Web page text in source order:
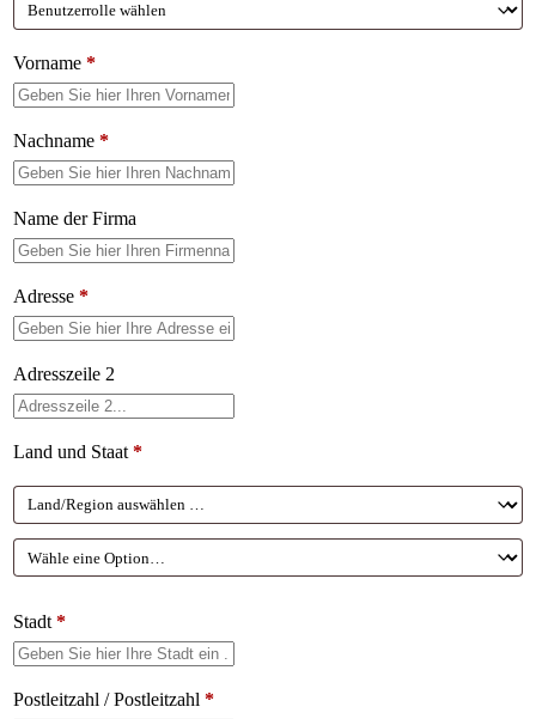
Vorname *
Nachname *
Name der Firma
Adresse *
Adresszeile 2
Land und Staat *
Stadt *
Postleitzahl / Postleitzahl *